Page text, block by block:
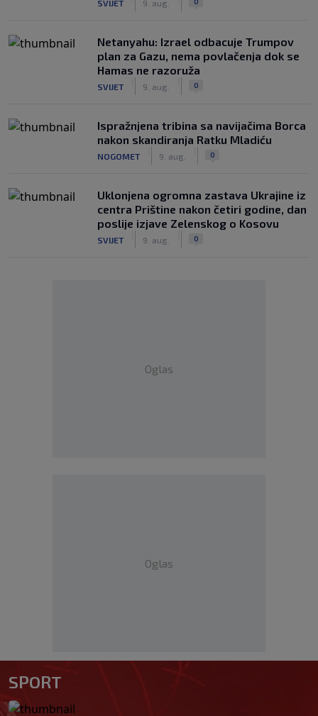
SVIJET 9. aug.
Netanyahu: Izrael odbacuje Trumpov
plan za Gazu, nema povlačenja dok se
Hamas ne razoruža
SVIJET 9. aug. 0
Ispražnjena tribina sa navijačima Borca
nakon skandiranja Ratku Mladiću
NOGOMET 9. aug. 0
Uklonjena ogromna zastava Ukrajine iz
centra Prištine nakon četiri godine, dan
poslije izjave Zelenskog o Kosovu
SVIJET 9. aug. 0
Oglas
Oglas
SPORT